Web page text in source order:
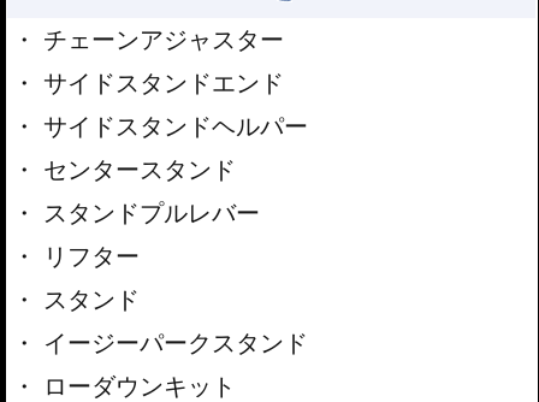
チェーンアジャスター
サイドスタンドエンド
サイドスタンドヘルパー
センタースタンド
スタンドプルレバー
リフター
スタンド
イージーパークスタンド
ローダウンキット